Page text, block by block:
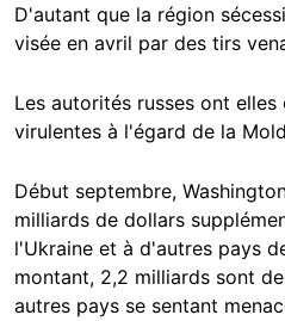
D'autant que la région
visée en avril par des tirs
Les autorités russes ont
virulentes à l'égard de la
Début septembre,
milliards de dollars
l'Ukraine et à d'autres pays
montant, 2,2 milliards sont
autres pays se sentant